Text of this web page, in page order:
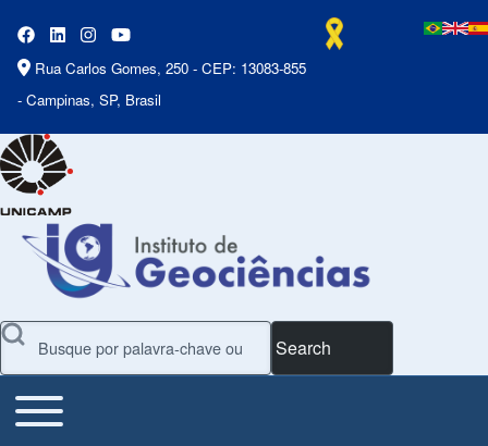
Rua Carlos Gomes, 250 - CEP: 13083-855
- Campinas, SP, Brasil
Search
Main Menu
Toggle main menu